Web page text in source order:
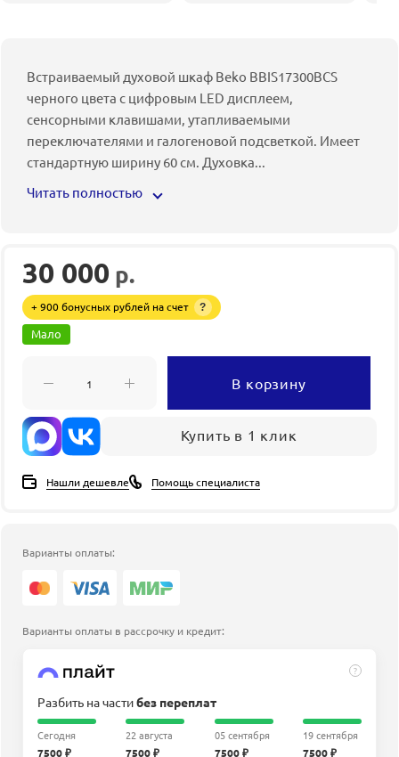
Встраиваемый духовой шкаф Beko BBIS17300BCS
черного цвета с цифровым LED дисплеем,
сенсорными клавишами, утапливаемыми
переключателями и галогеновой подсветкой. Имеет
стандартную ширину 60 см. Духовка...
Читать полностью
30 000 р.
+ 900 бонусных рублей на счет ?
Мало
В корзину
Купить в 1 клик
Нашли дешевле Помощь специалиста
Варианты оплаты:
Варианты оплаты в рассрочку и кредит:
?
Разбить на частибез переплат
Сегодня
7500 ₽
22 августа
7500 ₽
05 сентября
7500 ₽
19 сентября
7500 ₽